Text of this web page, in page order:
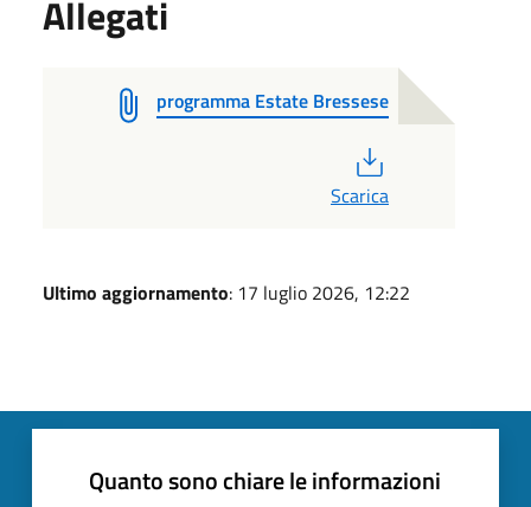
Allegati
programma Estate Bressese
Scarica
Ultimo aggiornamento: 17 luglio 2026, 12:22
Quanto sono chiare le informazioni